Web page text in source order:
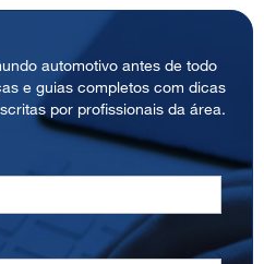
automotivo antes de todo
e guias completos com dicas
por profissionais da área.